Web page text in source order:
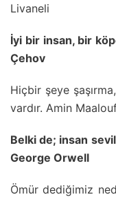
Livaneli
İyi bir insan, bir
Çehov
Hiçbir şeye
vardır. Amin
Belki de; insan
George Orwell
Ömür dediğimiz